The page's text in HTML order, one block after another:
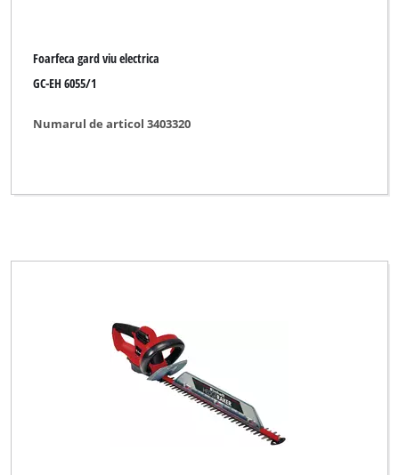
Foarfeca gard viu electrica
GC-EH 6055/1
Numarul de articol 3403320